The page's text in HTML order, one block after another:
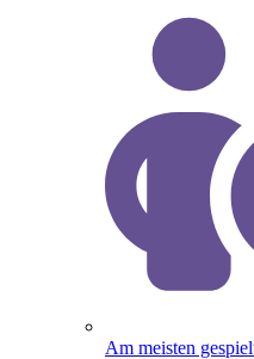
Am meisten